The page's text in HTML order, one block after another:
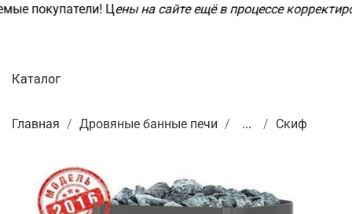
покупатели! Цены на сайте ещё в процессе
Главная Дровяные банные печи ... Скиф
Каталог